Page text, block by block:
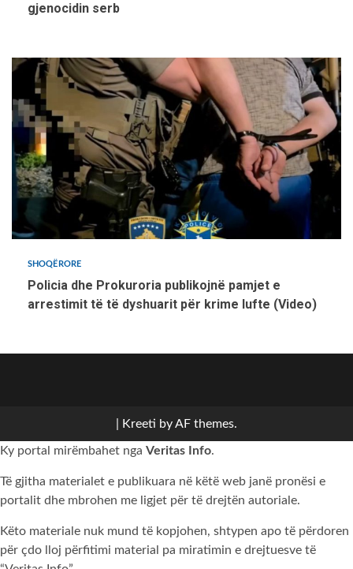
gjenocidin serb
SHOQËRORE
Policia dhe Prokuroria publikojnë pamjet e
arrestimit të të dyshuarit për krime lufte (Video)
Kreeti by AF themes.
Ky portal mirëmbahet nga Veritas Info.
Të gjitha materialet e publikuara në këtë web janë pronësi e
portalit dhe mbrohen me ligjet për të drejtën autoriale.
Këto materiale nuk mund të kopjohen, shtypen apo të përdoren
për çdo lloj përfitimi material pa miratimin e drejtuesve të